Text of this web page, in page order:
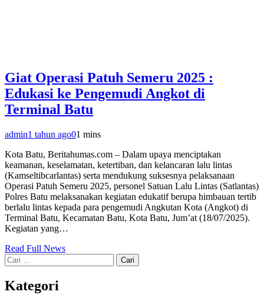
Giat Operasi Patuh Semeru 2025 :
Edukasi ke Pengemudi Angkot di
Terminal Batu
admin1 tahun ago01 mins
Kota Batu, Beritahumas.com – Dalam upaya menciptakan
keamanan, keselamatan, ketertiban, dan kelancaran lalu lintas
(Kamseltibcarlantas) serta mendukung suksesnya pelaksanaan
Operasi Patuh Semeru 2025, personel Satuan Lalu Lintas (Satlantas)
Polres Batu melaksanakan kegiatan edukatif berupa himbauan tertib
berlalu lintas kepada para pengemudi Angkutan Kota (Angkot) di
Terminal Batu, Kecamatan Batu, Kota Batu, Jum’at (18/07/2025).
Kegiatan yang…
Read Full News
Cari
untuk:
Kategori